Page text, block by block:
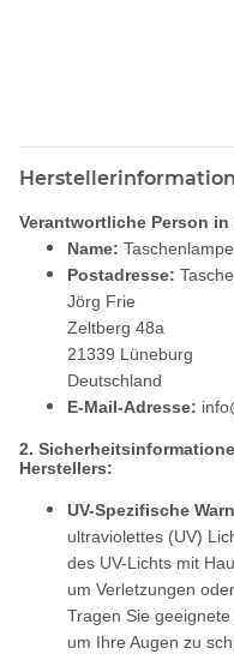
Verantwortliche Person in
Name:
Postadresse:
Jörg Frie
Zeltberg 48a
21339 Lüneburg
Deutschland
E-Mail-Adresse:
2.
Herstellers:
UV-Spezifische
ultraviolettes (UV)
des UV-Lichts mit
um Verletzungen
Tragen Sie
um Ihre Augen zu